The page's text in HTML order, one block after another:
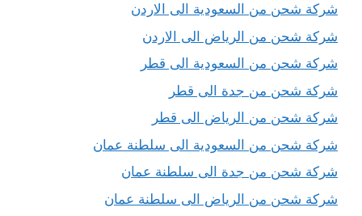
شركة شحن من السعودية الى الاردن
شركة شحن من الرياض الى الاردن
شركة شحن من السعودية الى قطر
شركة شحن من جدة الى قطر
شركة شحن من الرياض الى قطر
شركة شحن من السعودية الى سلطنة عمان
شركة شحن من جدة الى سلطنة عمان
شركة شحن من الرياض الى سلطنة عمان